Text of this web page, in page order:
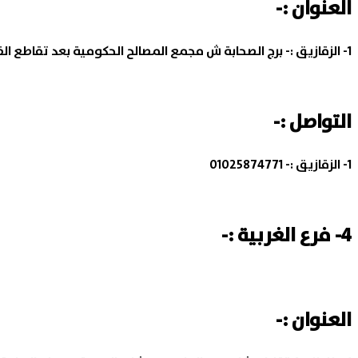
العنوان :-
1- الزقازيق :- برج الصحابة ش مجمع المصالح الحكومية بعد تقاطع
التواصل :-
1- الزقازيق :- 01025874771
4- فرع الغربية :-
العنوان :-